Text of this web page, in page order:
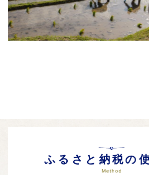
ふるさと納税の
Method